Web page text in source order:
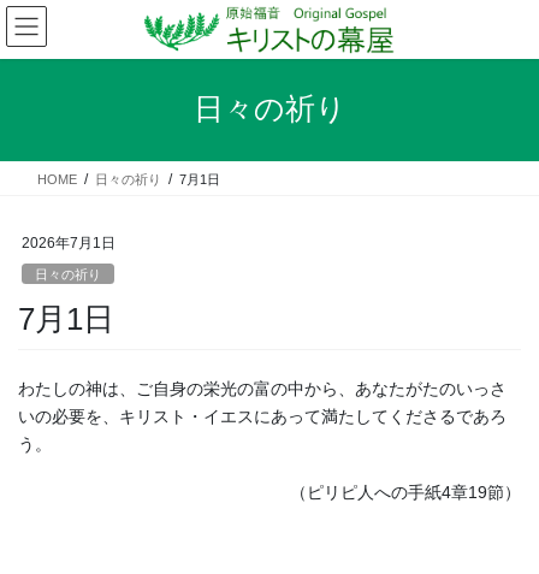
コ
ン
テ
ス
ナ
ビ
ゲ
ン
日々の祈り
HOME 日々の祈り 7月1日
2026年7月1日
日々の祈り
7月1日
わたしの神は、ご自身の栄光の富の中から、あなたがたのいっさ
いの必要を、キリスト・イエスにあって満たしてくださるであろ
う。
（ピリピ人への手紙4章19節）